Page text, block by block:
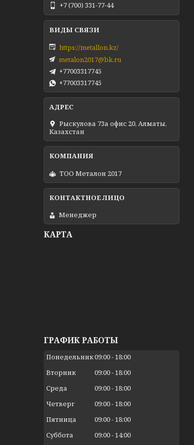
+7 (700) 331-77-44
https://metallon.kz/
metalon2017@bk.ru
+77003317745
+77003317745
Рыскулова 73а офис 20, Алматы,
Казахстан
ТОО Металон 2017
Менеджер
КАРТА
ГРАФИК РАБОТЫ
Понедельник09:00 18:00
Вторник
09:00 18:00
Среда
09:00 18:00
Четверг
09:00 18:00
Пятница
09:00 18:00
Суббота
09:00 14:00